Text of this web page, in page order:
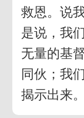
救恩。说
是说，我
无量的基
同伙；我
揭示出来。